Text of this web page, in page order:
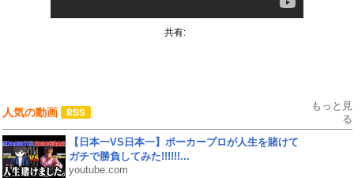
共有:
人気の動画
もっと見
る
【日本一VS日本一】ポーカープロが人生を賭けて
ガチで勝負してみた!!!!!!...
youtube.com